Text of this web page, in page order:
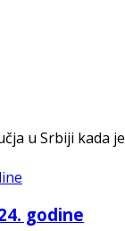
u Srbiji
godine